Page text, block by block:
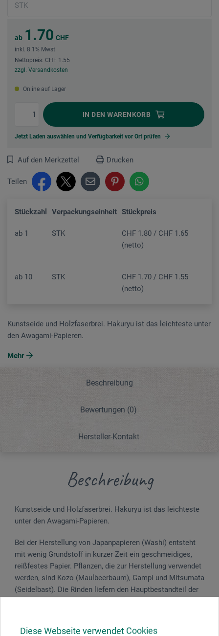
Diese Webseite verwendet Cookies
ab 1.70 CHF
inkl. 8.1% Mwst
Nettopreis: CHF 1.55
zzgl. Versandkosten
Online auf Lager
IN DEN WARENKORB
Jetzt Laden auswählen und Verfügbarkeit vor Ort prüfen
Auf den Merkzettel Drucken
Teilen
Stückzahl Verpackungseinheit Stückpreis
ab 1 STK
CHF 1.80 / CHF 1.65
(netto)
ab 10 STK
CHF 1.70 / CHF 1.55
(netto)
Kunstseide und Holzfaserbrei. Hakuryu ist das leichteste unter
den Awagami-Papieren.
Mehr
Beschreibung
Bewertungen (0)
Hersteller-Kontakt
Beschreibung
Kunstseide und Holzfaserbrei. Hakuryu ist das leichteste
unter den Awagami-Papieren.
Bei der Herstellung von Japanpapieren (Washi) entsteht
mit wenig Grundstoff in kurzer Zeit ein geschmeidiges,
reißfestes Papier. Pflanzen, die zur Herstellung verwendet
werden, sind Kozo (Maulbeerbaum), Gampi und Mitsumata
(Seidelbast). Die Rinden liefern den Hauptbestandteil der